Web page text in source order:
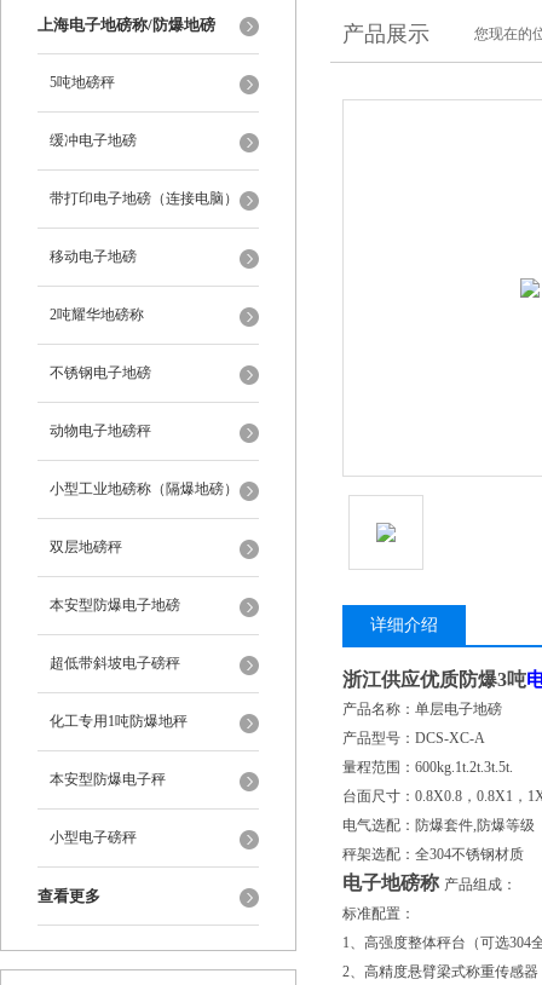
上海电子地磅称/防爆地磅
5吨地磅秤
缓冲电子地磅
带打印电子地磅（连接电脑）
移动电子地磅
2吨耀华地磅称
不锈钢电子地磅
动物电子地磅秤
小型工业地磅称（隔爆地磅）
双层地磅秤
本安型防爆电子地磅
超低带斜坡电子磅秤
化工专用1吨防爆地秤
本安型防爆电子秤
小型电子磅秤
查看更多
产品展示 您现在的
详细介绍
浙江供应优质防爆3吨
产品名称：单层电子地磅
产品型号：DCS-XC-A
量程范围：600kg.1t.2t.3t.5t.
台面尺寸：0.8X0.8，0.8X1，
电气选配：防爆套件,防爆等
秤架选配：全304不锈钢材质
电子地磅称 产品组成：
标准配置：
1、高强度整体秤台（可选304
2、高精度悬臂梁式称重传感器